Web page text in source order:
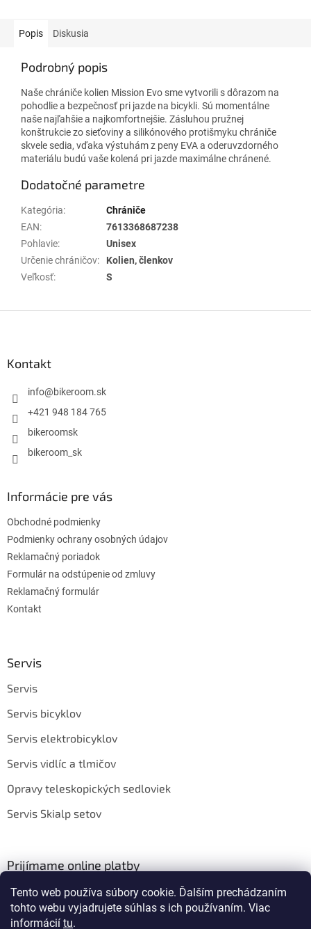
Tento web používa súbory cookie. Ďalším prechádzaním
tohto webu vyjadrujete súhlas s ich používaním. Viac
informácií tu.
Popis Diskusia
Podrobný popis
Naše chrániče kolien Mission Evo sme vytvorili s dôrazom na
pohodlie a bezpečnosť pri jazde na bicykli. Sú momentálne
naše najľahšie a najkomfortnejšie. Zásluhou pružnej
konštrukcie zo sieťoviny a silikónového protišmyku chrániče
skvele sedia, vďaka výstuhám z peny EVA a oderuvzdorného
materiálu budú vaše kolená pri jazde maximálne chránené.
Dodatočné parametre
Kategória:
Chrániče
EAN:
7613368687238
Pohlavie:
Unisex
Určenie chráničov:
Kolien, členkov
Veľkosť: S
Kontakt
info@bikeroom.sk
+421 948 184 765
bikeroomsk
bikeroom_sk
Informácie pre vás
Obchodné podmienky
Podmienky ochrany osobných údajov
Reklamačný poriadok
Formulár na odstúpenie od zmluvy
Reklamačný formulár
Kontakt
Servis
Servis
Servis bicyklov
Servis elektrobicyklov
Servis vidlíc a tlmičov
Opravy teleskopických sedloviek
Servis Skialp setov
Prijímame online platby